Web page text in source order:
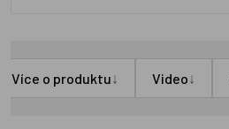
Více o produktu↓ Video↓